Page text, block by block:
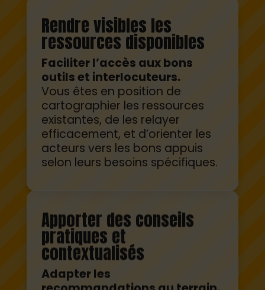
Rendre visibles les
ressources disponibles
Faciliter l’accès aux bons
outils et interlocuteurs.
Vous êtes en position de
cartographier les ressources
existantes, de les relayer
efficacement, et d’orienter les
acteurs vers les bons appuis
selon leurs besoins spécifiques.
Apporter des conseils
pratiques et
contextualisés
Adapter les
recommandations au terrain.